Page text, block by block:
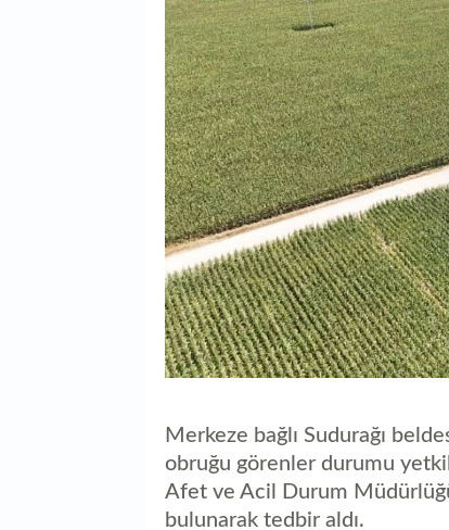
Merkeze bağlı Sudurağı
obruğu görenler durumu
Afet ve Acil Durum
bulunarak tedbir aldı.